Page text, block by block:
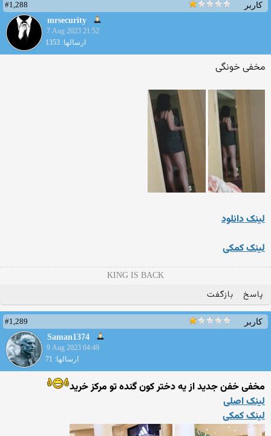
کاربر
#1,288
mrsecurity
7 Aug 2023 21:52
ارسالها: 1353
مخفی خونگی
لینک دانلود
لینک کمکی
KING IS BACK
پاسخ بازگفت
کاربر
#1,289
Saman1374
9 Aug 2023 04:49
ارسالها: 71
مخفی خفن جدید از یه دختر کون گنده تو مرکز خرید
لینک اصلی
لینک کمکی